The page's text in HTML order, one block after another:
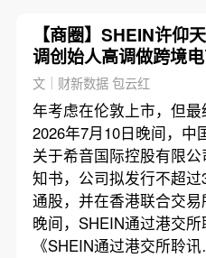
【商圈】SHEIN许仰
调创始人高调做跨境
文｜财新数据 包云红
年考虑在伦敦上市，但最
2026年7月10日晚间，中
关于希音国际控股有限公
知书，公司拟发行不超过
通股，并在香港联合交
晚间，SHEIN通过港交
《SHEIN通过港交所聆